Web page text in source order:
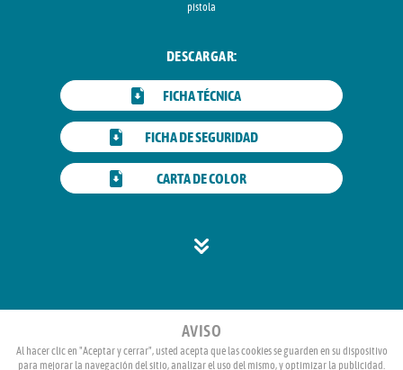
pistola
DESCARGAR:
FICHA TÉCNICA
FICHA DE SEGURIDAD
CARTA DE COLOR
AVISO
Al hacer clic en "Aceptar y cerrar", usted acepta que las cookies se guarden en su dispositivo
para mejorar la navegación del sitio, analizar el uso del mismo, y optimizar la publicidad.